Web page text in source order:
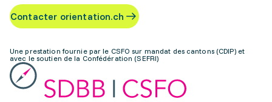
Contacter orientation.ch
Une prestation fournie par le CSFO sur mandat des cantons (CDIP) et
avec le soutien de la Confédération (SEFRI)